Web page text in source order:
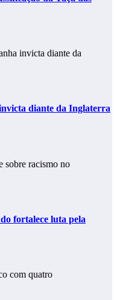
diante da Inglaterra
fortalece luta pela